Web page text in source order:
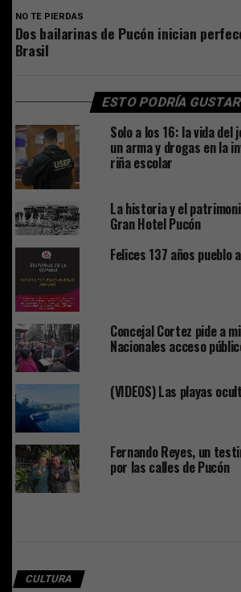
NO TE PIERDAS
Dos bailarinas de Pucón inician
Brasil
ESTO PODRÍA
Solo a los 16: la vida del
un arma y drogas en la
riña escolar
La historia y el
Gran Hotel Pucón
Felices 137 años pueblo
Concejal Cortez pide a
Nacionales acceso
(VIDEOS) Las playas
Fernando Reyes, un
por las calles de Pucón
CULTURA